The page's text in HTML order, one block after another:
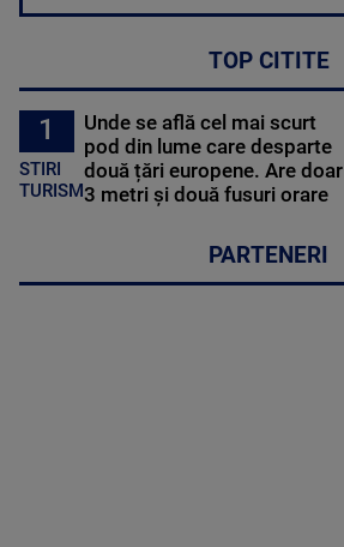
TOP CITITE
1
STIRI
TURISM
Unde se află cel mai scurt
pod din lume care desparte
două țări europene. Are doar
3 metri și două fusuri orare
PARTENERI